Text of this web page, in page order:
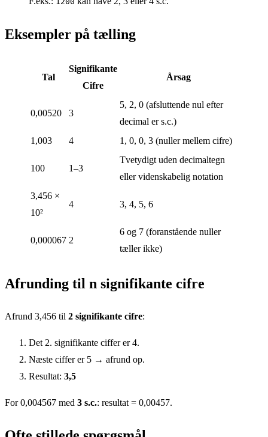
Eksempler på tælling
Tal
Signifikante
Cifre
Årsag
0,00520 3
5, 2, 0 (afsluttende nul efter
decimal er s.c.)
1,003
4 1, 0, 0, 3 (nuller mellem cifre)
100 1–3
Tvetydigt uden decimaltegn
eller videnskabelig notation
3,456 ×
10²
4 3, 4, 5, 6
0,000067 2
6 og 7 (foranstående nuller
tæller ikke)
Afrunding til n signifikante cifre
Afrund 3,456 til 2 signifikante cifre:
Det 2. signifikante ciffer er 4.
Næste ciffer er 5 → afrund op.
Resultat: 3,5
For 0,004567 med 3 s.c.: resultat = 0,00457.